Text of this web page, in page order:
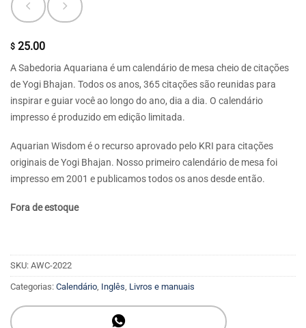
$ 25.00
A Sabedoria Aquariana é um calendário de mesa cheio de citações
de Yogi Bhajan. Todos os anos, 365 citações são reunidas para
inspirar e guiar você ao longo do ano, dia a dia. O calendário
impresso é produzido em edição limitada.
Aquarian Wisdom é o recurso aprovado pelo KRI para citações
originais de Yogi Bhajan. Nosso primeiro calendário de mesa foi
impresso em 2001 e publicamos todos os anos desde então.
Fora de estoque
SKU: AWC-2022
Categorias: Calendário Inglês Livros e manuais